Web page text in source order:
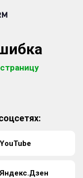
YouTube
Яндекс.Дзен